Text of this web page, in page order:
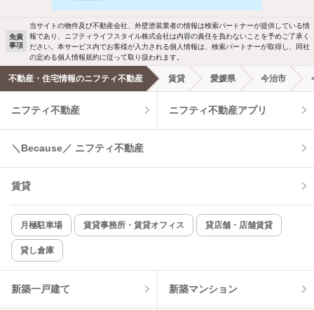
駐車場あり ペット相談
洗濯機置場あり 独立洗面台
エアコンあり 都市ガス
温水洗浄便座 オートロック
コンロ2口以上
新着のみ インターネット無料
該当件数:
8
免責
事項
当サイトの物件及び不動産会社、外壁塗装業者の情報は検索パートナーが提供している情
報であり、ニフティライフスタイル株式会社は内容の責任を負わないことを予めご了承く
ださい。本サービス内でお客様が入力される個人情報は、検索パートナーが取得し、同社
の定める個人情報規約に従って取り扱われます。
不動産・住宅情報のニフティ不動産 賃貸 愛媛県 今治市
ニフティ不動産 ニフティ不動産アプリ
＼Because／ ニフティ不動産
賃貸
月極駐車場 賃貸事務所・賃貸オフィス 貸店舗・店舗賃貸
貸し倉庫
新築一戸建て 新築マンション